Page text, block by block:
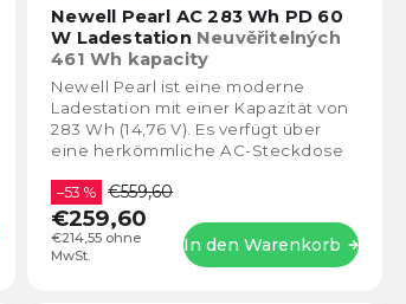
durchschnittliche
Produktbewertung
Sternen.
Newell Pearl AC 283 Wh PD 60
W Ladestation Neuvěřitelných
461 Wh kapacity
€214,55 ohne
MwSt.
–53 % €559,60
€259,60
In den Warenkorb
Newell Pearl ist eine moderne
Ladestation mit einer Kapazität von
283 Wh (14,76 V). Es verfügt über
eine herkömmliche AC-Steckdose
Anschluss mit PD,...